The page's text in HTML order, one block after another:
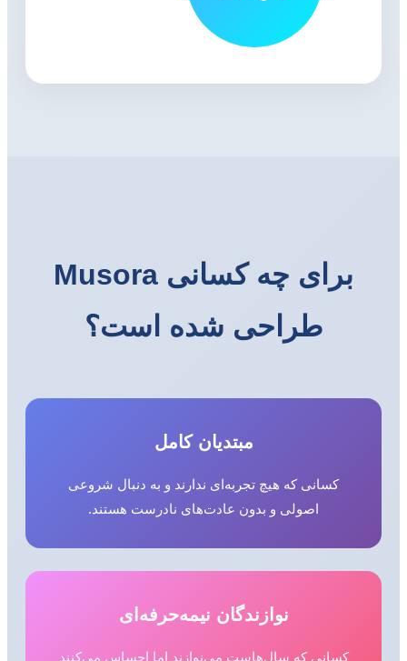
برای چه کسانی Musora
طراحی شده است؟
مبتدیان کامل
کسانی که هیچ تجربه‌ای ندارند و به دنبال شروعی
اصولی و بدون عادت‌های نادرست هستند.
نوازندگان نیمه‌حرفه‌ای
کسانی که سال‌هاست می‌نوازند اما احساس می‌کنند